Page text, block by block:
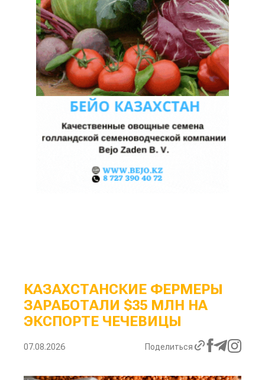
КАЗАХСТАНСКИЕ ФЕРМЕРЫ
ЗАРАБОТАЛИ $35 МЛН НА
ЭКСПОРТЕ ЧЕЧЕВИЦЫ
07.08.2026 Поделиться